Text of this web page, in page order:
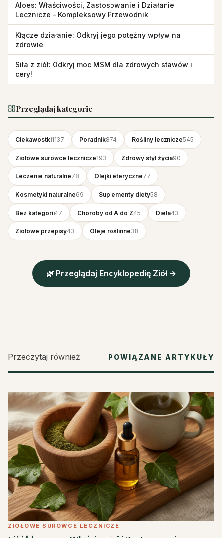
Aloes: Właściwości, Zastosowanie i Działanie
Lecznicze – Kompleksowy Przewodnik
Kłącze działanie: Odkryj jego potężny wpływ na
zdrowie
Siła z ziół: Odkryj moc MSM dla zdrowych stawów i
cery!
Przeglądaj kategorie
Ciekawostki1137 Poradnik874 Rośliny lecznicze545
Ziołowe surowce lecznicze193 Zdrowy styl życia90
Leczenie naturalne78 Olejki eteryczne77
Kosmetyki naturalne69 Suplementy diety58
Bez kategorii47 Choroby od A do Z45 Dieta43
Ziołowe przepisy43 Oleje roślinne38
🌿 Przeglądaj Encyklopedię Ziół →
Przeczytaj również POWIĄZANE ARTYKUŁY
ZIOŁOWE SUROWCE LECZNICZE